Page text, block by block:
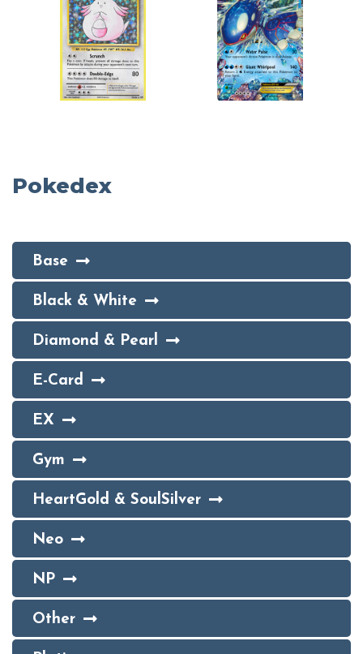
Pokedex
Base
Black & White
Diamond & Pearl
E-Card
EX
Gym
HeartGold & SoulSilver
Neo
NP
Other